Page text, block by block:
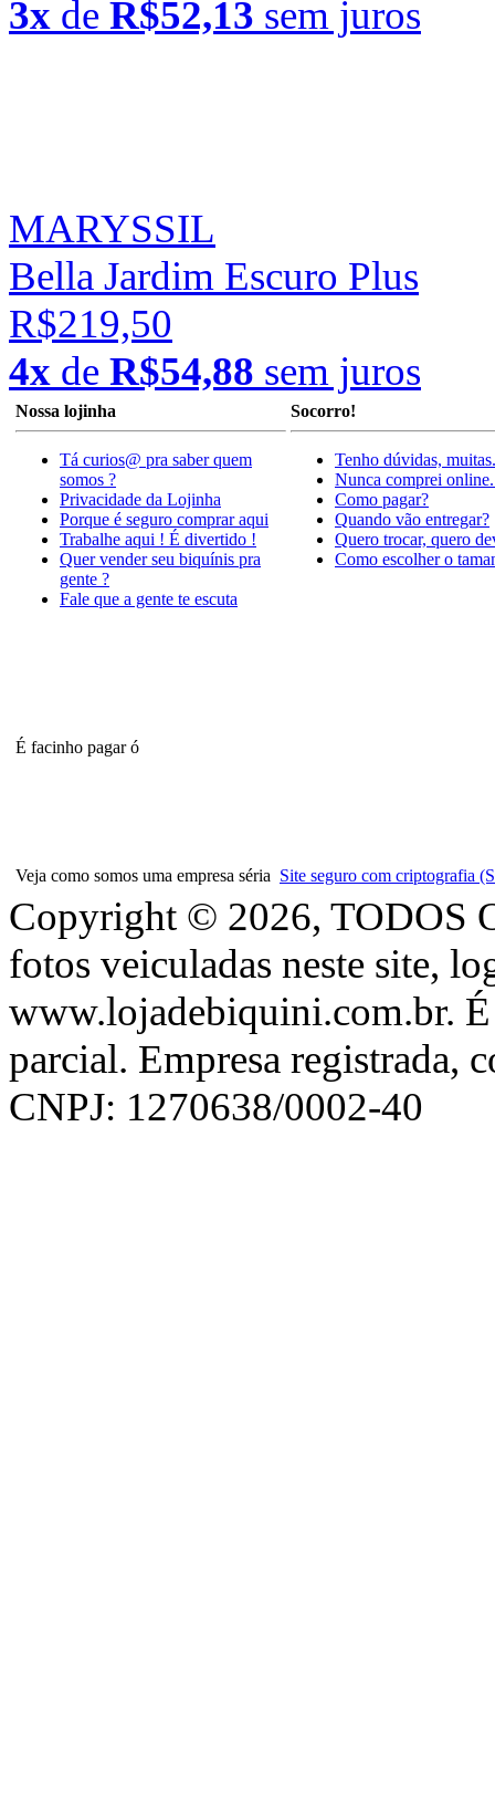
3x de R$52,13 sem juros
MARYSSIL
Bella Jardim Escuro Plus
R$219,50
4x de R$54,88 sem juros
Nossa lojinha
Tá curios@ pra saber quem
somos ?
Privacidade da Lojinha
Porque é seguro comprar aqui
Trabalhe aqui ! É divertido !
Quer vender seu biquínis pra
gente ?
Fale que a gente te escuta
Socorro!
Tenho dúvidas, muitas.
Nunca comprei online.
Como pagar?
Quando vão entregar?
Quero trocar, quero
Como escolher o
É facinho pagar ó
Veja como somos uma empresa séria Site seguro com criptografia
Copyright © 2026, TODOS
fotos veiculadas neste site,
www.lojadebiquini.com.br. É
parcial. Empresa registrada,
CNPJ: 1270638/0002-40